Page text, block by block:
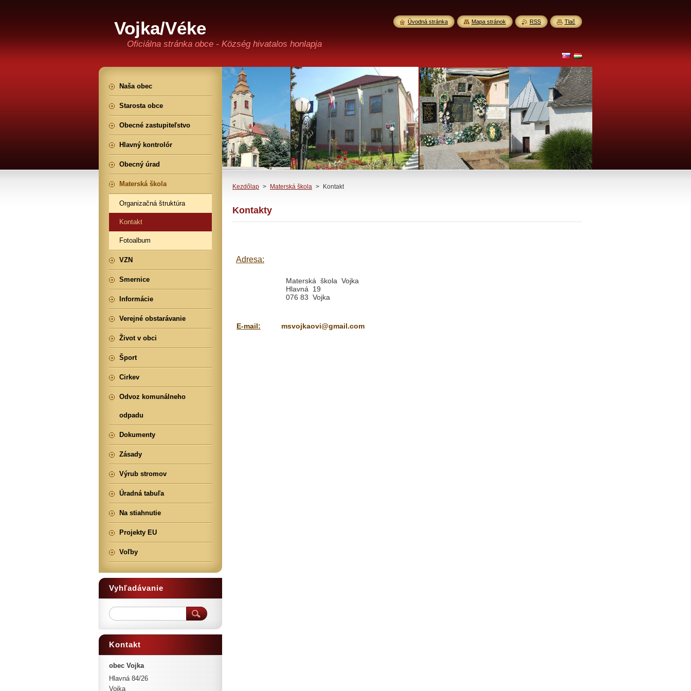
Vojka/Véke
Oficiálna stránka obce - Község hivatalos honlapja
Kezdőlap > Materská škola > Kontakt
Kontakty
Adresa:
Materská škola Vojka
Hlavná 19
076 83 Vojka
E-mail: msvojkaovi@gmail.com
Naša obec
Starosta obce
Obecné zastupiteľstvo
Hlavný kontrolór
Obecný úrad
Materská škola
Organizačná štruktúra
Kontakt
Fotoalbum
VZN
Smernice
Informácie
Verejné obstarávanie
Život v obci
Šport
Cirkev
Odvoz komunálneho
odpadu
Dokumenty
Zásady
Výrub stromov
Úradná tabuľa
Na stiahnutie
Projekty EU
Voľby
Vyhľadávanie
Kontakt
obec Vojka
Hlavná 84/26
Vojka
Úvodná stránka Mapa stránok RSS Tlač